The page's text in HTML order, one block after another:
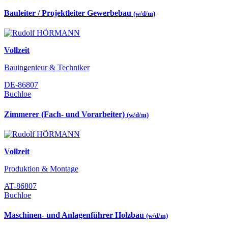
Bauleiter / Projektleiter Gewerbebau (w/d/m)
Vollzeit
Bauingenieur & Techniker
DE-86807
Buchloe
Zimmerer (Fach- und Vorarbeiter) (w/d/m)
Vollzeit
Produktion & Montage
AT-86807
Buchloe
Maschinen- und Anlagenführer Holzbau (w/d/m)